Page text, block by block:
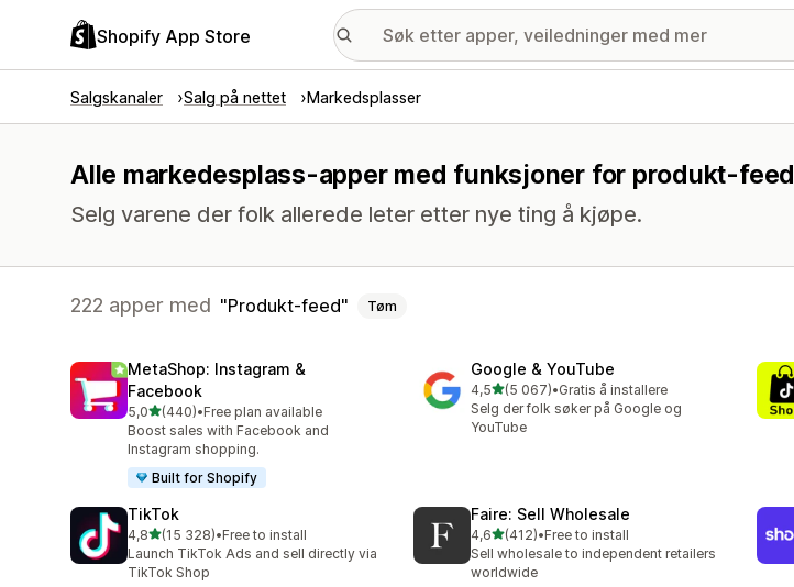
Shopify App Store
Salgskanaler Salg på nettet Markedsplasser
Alle markedesplass-apper med funksjoner for produkt-feed
Selg varene der folk allerede leter etter nye ting å kjøpe.
222 apper med Produkt-feed Tøm
MetaShop: Instagram &
Facebook
5,0av 5 stjerner
(440)
Totalt 440 omtaler
•Free plan available
Boost sales with Facebook and
Instagram shopping.
Built for Shopify
Google & YouTube
4,5av 5 stjerner
(5 067)
Totalt 5067 omtaler
•Gratis å installere
Selg der folk søker på Google og
YouTube
TikTok
4,8av 5 stjerner
(15 328)
Totalt 15328 omtaler
•Free to install
Launch TikTok Ads and sell directly via
TikTok Shop
Faire: Sell Wholesale
4,6av 5 stjerner
(412)
Totalt 412 omtaler
•Free to install
Sell wholesale to independent retailers
worldwide